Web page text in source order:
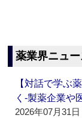
薬業界ニュ
【対話で学ぶ
く‐製薬企業
2026年07月31日